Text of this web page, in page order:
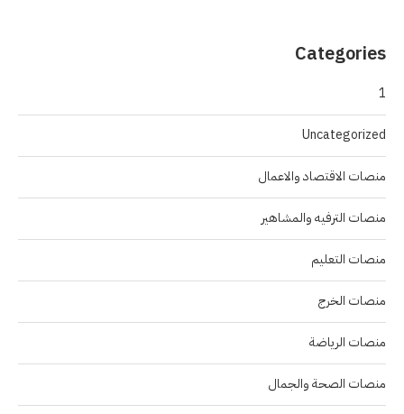
Categories
1
Uncategorized
منصات الاقتصاد والاعمال
منصات الترفيه والمشاهير
منصات التعليم
منصات الخرج
منصات الرياضة
منصات الصحة والجمال